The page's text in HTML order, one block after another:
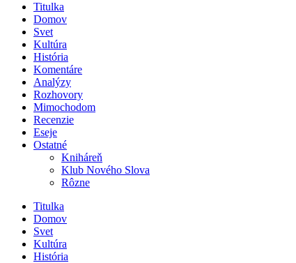
Titulka
Domov
Svet
Kultúra
História
Komentáre
Analýzy
Rozhovory
Mimochodom
Recenzie
Eseje
Ostatné
Kniháreň
Klub Nového Slova
Rôzne
Titulka
Domov
Svet
Kultúra
História